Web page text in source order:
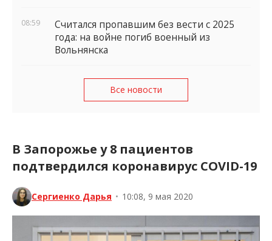
08:59
Считался пропавшим без вести с 2025
года: на войне погиб военный из
Вольнянска
Все новости
В Запорожье у 8 пациентов
подтвердился коронавирус COVID-19
Сергиенко Дарья • 10:08, 9 мая 2020